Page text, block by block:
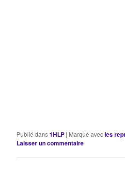
Publié dans1HLP | Marqué avecles
Laisser un commentaire